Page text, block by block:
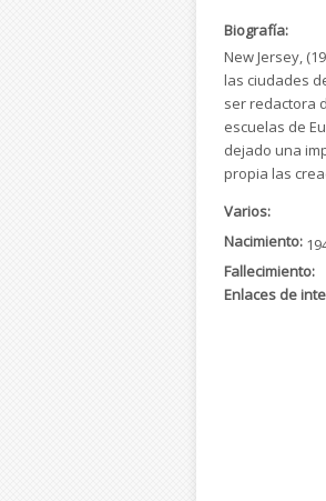
Biografía:
New Jersey,
las ciudades
ser redactora
escuelas de
dejado una
propia las
Varios:
Nacimiento:
Fallecimiento:
Enlaces de